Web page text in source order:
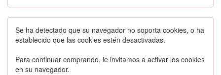
Se ha detectado que su navegador no soporta cookies, o ha
establecido que las cookies estén desactivadas.
Para continuar comprando, le invitamos a activar los cookies
en su navegador.